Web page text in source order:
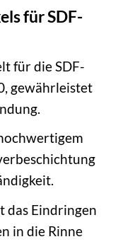
für SDF-
für die SDF-
gewährleistet
das Eindringen
in die Rinne